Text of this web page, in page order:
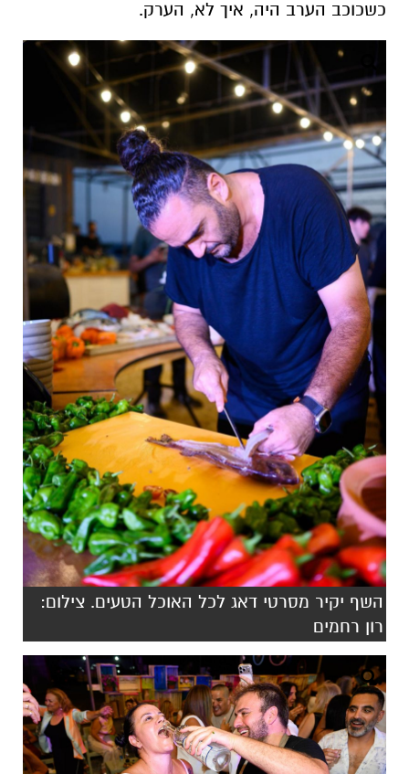
כשכוכב הערב היה, איך לא, הערק.
השף יקיר מסרטי דאג לכל האוכל הטעים. צילום:
רון רחמים